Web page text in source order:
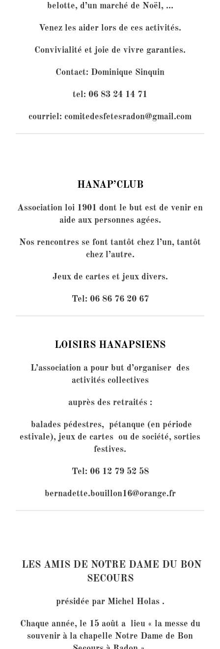
belotte, d’un marché de Noël, …
Venez les aider lors de ces activités.
Convivialité et joie de vivre garanties.
Contact: Dominique Sinquin
tel: 06 83 24 14 71
courriel: comitedesfetesradon@gmail.com
HANAP’CLUB
Association loi 1901 dont le but est de venir en
aide aux personnes agées.
Nos rencontres se font tantôt chez l’un, tantôt
chez l’autre.
Jeux de cartes et jeux divers.
Tel: 06 86 76 20 67
LOISIRS HANAPSIENS
L’association a pour but d’organiser des
activités collectives
auprès des retraités :
balades pédestres, pétanque (en période
estivale), jeux de cartes ou de société, sorties
festives.
Tel: 06 12 79 52 58
bernadette.bouillon16@orange.fr
LES AMIS DE NOTRE DAME DU BON
SECOURS
présidée par Michel Holas .
Chaque année, le 15 août a lieu « la messe du
souvenir à la chapelle Notre Dame de Bon